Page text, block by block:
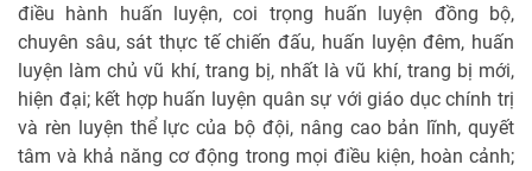
điều hành huấn luyện, coi trọng huấn luyện đồng bộ,
chuyên sâu, sát thực tế chiến đấu, huấn luyện đêm, huấn
luyện làm chủ vũ khí, trang bị, nhất là vũ khí, trang bị mới,
hiện đại; kết hợp huấn luyện quân sự với giáo dục chính trị
và rèn luyện thể lực của bộ đội, nâng cao bản lĩnh, quyết
tâm và khả năng cơ động trong mọi điều kiện, hoàn cảnh;